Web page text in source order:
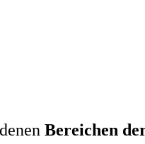
Bereichen